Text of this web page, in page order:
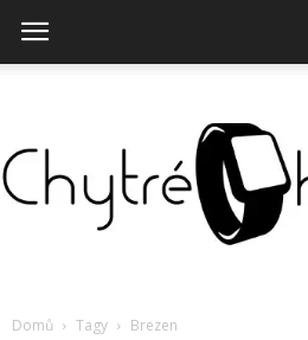
Domů Tagy Brezen